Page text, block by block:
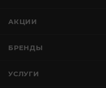
АКЦИИ
БРЕНДЫ
УСЛУГИ